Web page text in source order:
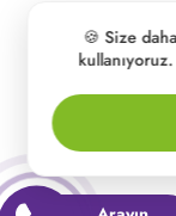
🍪 Size